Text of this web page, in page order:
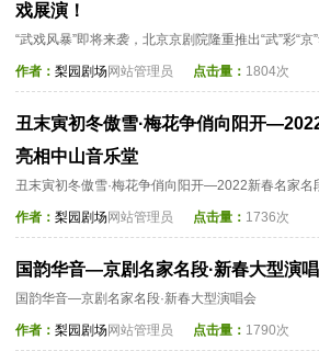
戏展演！
“武戏风暴”即将来袭，北京京剧院隆重推出“武”彩“
作者： 梨园剧场网站管理员 点击量： 1804次
丑末寅初冬傲雪·梅花争俏向阳开
亮相中山音乐堂
丑末寅初冬傲雪·梅花争俏向阳开—2022新春名家名
作者： 梨园剧场网站管理员 点击量： 1736次
国韵华音—京剧名家名段·新春大型演
国韵华音—京剧名家名段·新春大型演唱会
作者： 梨园剧场网站管理员 点击量： 1790次